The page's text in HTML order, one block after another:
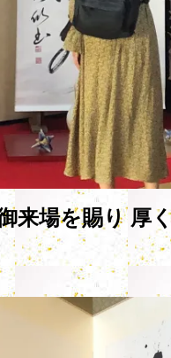
来場を賜り 厚